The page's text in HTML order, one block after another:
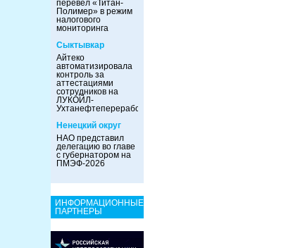
перевел «Титан-
Полимер» в режим
налогового
мониторинга
Сыктывкар
Айтеко
автоматизировала
контроль за
аттестациями
сотрудников на
ЛУКОЙЛ-
Ухтанефтепереработка
Ненецкий округ
НАО представил
делегацию во главе
с губернатором на
ПМЭФ-2026
ИНФОРМАЦИОННЫЕ
ПАРТНЕРЫ